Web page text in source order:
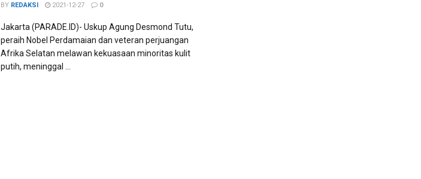
BY REDAKSI 2021-12-27 0
Jakarta (PARADE.ID)- Uskup Agung Desmond Tutu,
peraih Nobel Perdamaian dan veteran perjuangan
Afrika Selatan melawan kekuasaan minoritas kulit
putih, meninggal ...